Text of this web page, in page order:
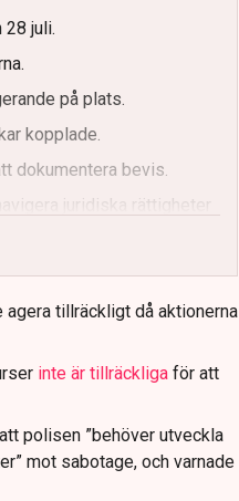
juli.
på plats.
kopplade.
dokumentera bevis.
juridiska rättigheter
tillräckligt då aktionerna
inte är tillräckliga för att
polisen ”behöver utveckla
mot sabotage, och varnade